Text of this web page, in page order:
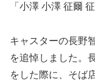
「小澤 小澤 征爾
キャスターの長野
を追悼しました。
をした際に、そば